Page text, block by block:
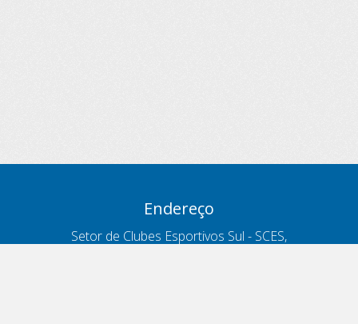
Endereço
Setor de Clubes Esportivos Sul - SCES,